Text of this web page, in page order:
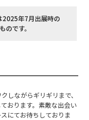
2025年7月出展時の
ものです。
しながらギリギリまで、
おります。素敵な出会い
にてお待ちしておりま